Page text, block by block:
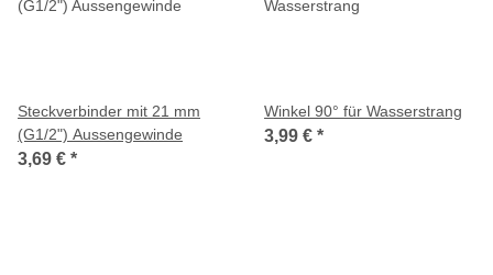
Steckverbinder mit 21 mm
(G1/2") Aussengewinde
3,69 € *
Winkel 90° für Wasserstrang
3,99 € *